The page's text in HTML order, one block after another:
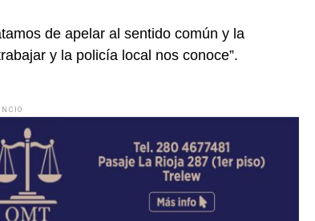
de apelar al sentido común y la
y la policía local nos conoce”.